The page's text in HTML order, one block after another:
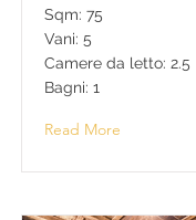
Sqm: 75
Vani: 5
Camere da letto: 2.5
Bagni: 1
Read More